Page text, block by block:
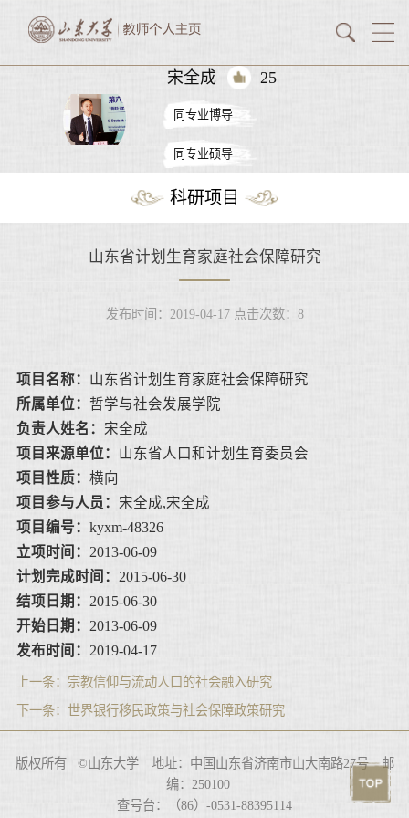
宋全成 25
同专业博导
同专业硕导
科研项目
山东省计划生育家庭社会保障研究
发布时间：2019-04-17 点击次数： 8
项目名称： 山东省计划生育家庭社会保障研究
所属单位： 哲学与社会发展学院
负责人姓名： 宋全成
项目来源单位： 山东省人口和计划生育委员会
项目性质： 横向
项目参与人员： 宋全成,宋全成
项目编号： kyxm-48326
立项时间： 2013-06-09
计划完成时间： 2015-06-30
结项日期： 2015-06-30
开始日期： 2013-06-09
发布时间： 2019-04-17
上一条： 宗教信仰与流动人口的社会融入研究
下一条： 世界银行移民政策与社会保障政策研究
版权所有 ©山东大学 地址：中国山东省济南市山大南路27号 邮
编：250100
查号台：（86）-0531-88395114